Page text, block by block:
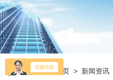
当前位置：首页 > 新闻资讯